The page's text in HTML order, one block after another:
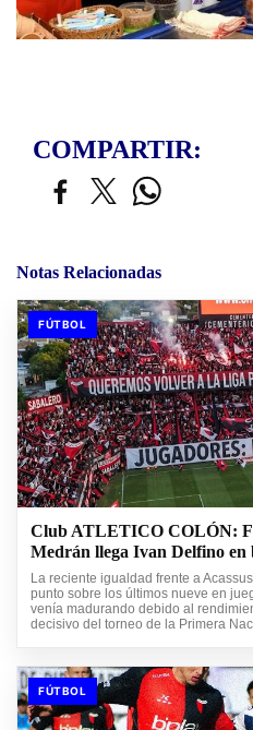
COMPARTIR:
Notas Relacionadas
FÚTBOL
Club ATLETICO COLÓN:
Medrán llega Ivan Delfino en
La reciente igualdad frente a
punto sobre los últimos nueve en
venía madurando debido al
decisivo del torneo de la Primera
FÚTBOL